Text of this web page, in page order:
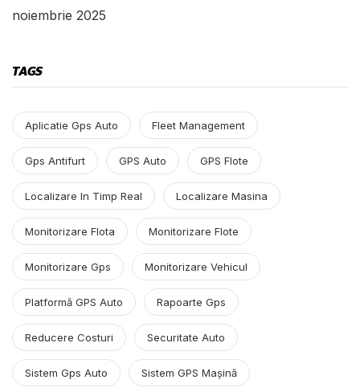
noiembrie 2025
TAGS
Aplicatie Gps Auto Fleet Management
Gps Antifurt GPS Auto GPS Flote
Localizare In Timp Real Localizare Masina
Monitorizare Flota Monitorizare Flote
Monitorizare Gps Monitorizare Vehicul
Platformă GPS Auto Rapoarte Gps
Reducere Costuri Securitate Auto
Sistem Gps Auto Sistem GPS Mașină